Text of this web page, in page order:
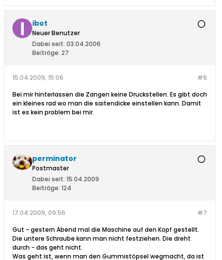
ibot
Neuer Benutzer
Dabei seit: 03.04.2006
Beiträge: 27
#6
15.04.2009, 15:06
Bei mir hinterlassen die Zangen keine Druckstellen. Es gibt doch
ein kleines rad wo man die saitendicke einstellen kann. Damit
ist es kein problem bei mir.
perminator
Postmaster
Dabei seit: 15.04.2009
Beiträge: 124
#7
17.04.2009, 09:56
Gut - gestern Abend mal die Maschine auf den Kopf gestellt.
Die untere Schraube kann man nicht festziehen. Die dreht
durch - das geht nicht.
Was geht ist, wenn man den Gummistöpsel wegmacht, da ist